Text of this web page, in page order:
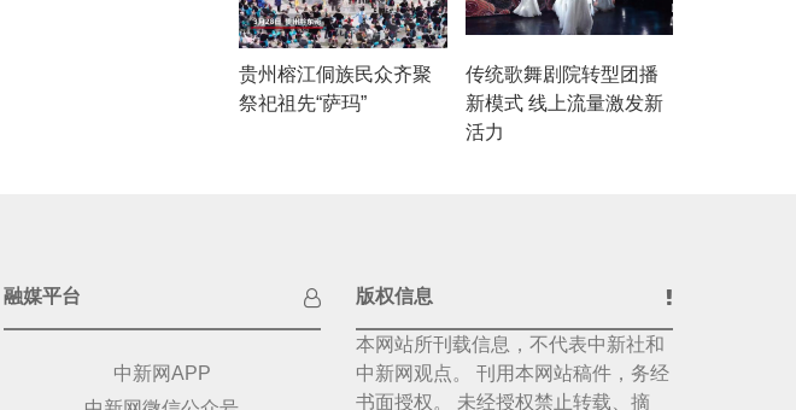
贵州榕江侗族民众齐聚
祭祀祖先“萨玛”
传统歌舞剧院转型团播
新模式 线上流量激发新
活力
融媒平台
中新网APP
版权信息
本网站所刊载信息，不代表中新社和
中新网观点。 刊用本网站稿件，务经
书面授权。 未经授权禁止转载、摘